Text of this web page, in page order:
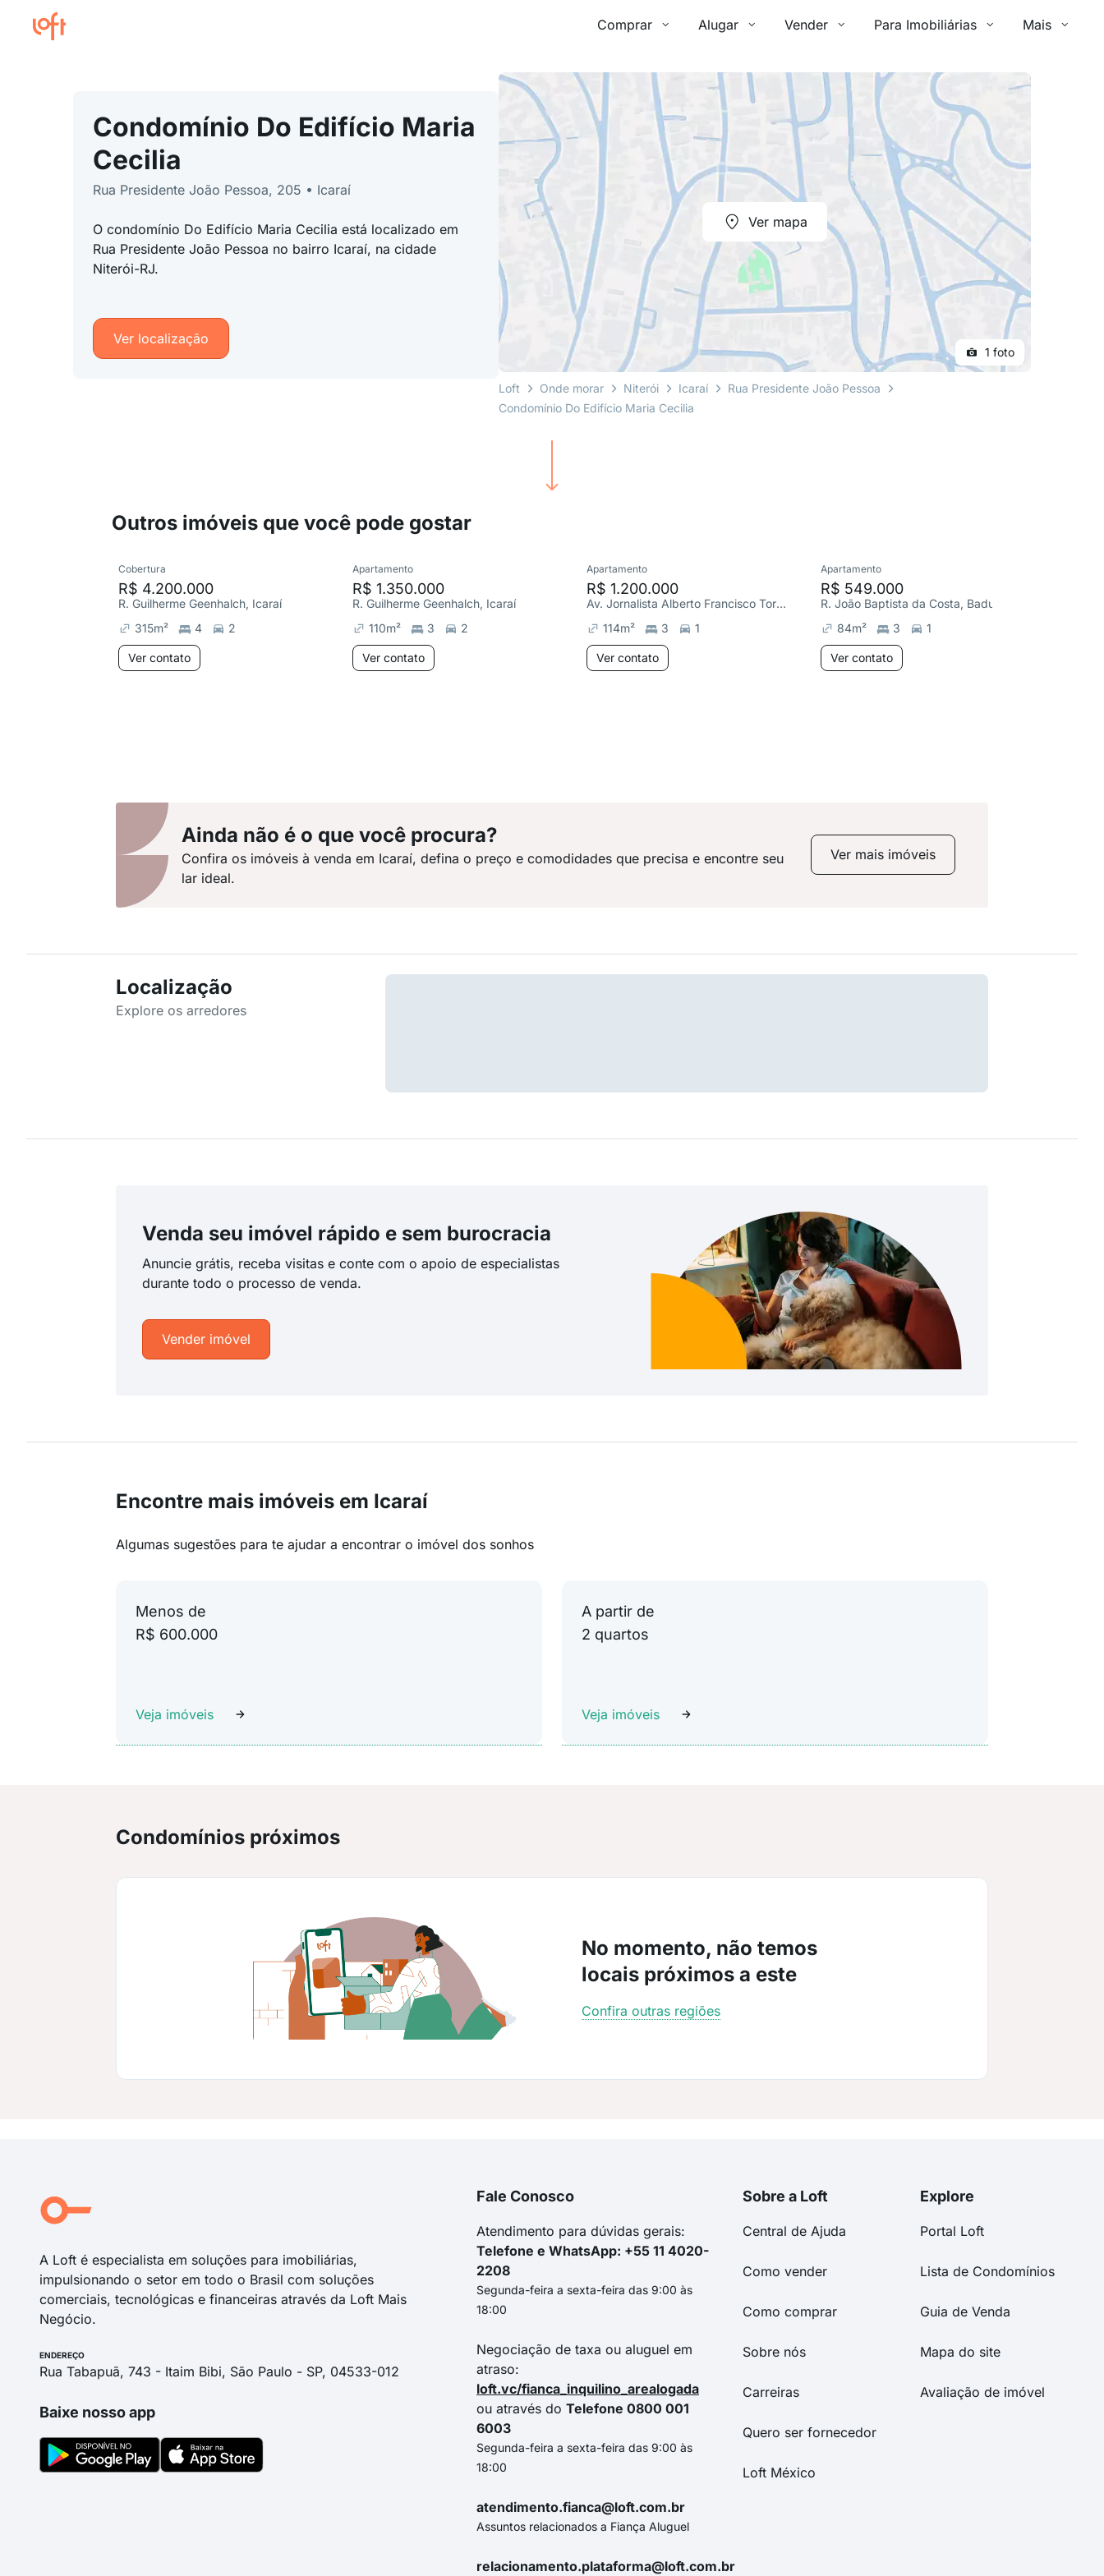
Comprar Alugar Vender Para Imobiliárias Mais
Condomínio Do Edifício Maria
Cecilia
Rua Presidente João Pessoa, 205 • Icaraí
O condomínio Do Edifício Maria Cecilia está localizado em
Rua Presidente João Pessoa no bairro Icaraí, na cidade
Niterói-RJ.
Ver localização
Ver mapa
1 foto
Loft Onde morar Niterói Icaraí
Rua Presidente João Pessoa
Condomínio Do Edifício Maria Cecilia
Outros imóveis que você pode gostar
Cobertura
R$ 4.200.000
R. Guilherme Geenhalch, Icaraí
315m² 4 2
Ver contato
Apartamento
R$ 1.350.000
R. Guilherme Geenhalch, Icaraí
110m² 3 2
Ver contato
Apartamento
R$ 1.200.000
Av. Jornalista Alberto Francisco Torres, Icaraí
114m² 3 1
Ver contato
Apartamento
R$ 549.000
R. João Baptista da Costa, Badu
84m² 3 1
Ver contato
Ainda não é o que você procura?
Confira os imóveis à venda em Icaraí, defina o preço e comodidades que precisa e encontre seu
lar ideal.
Ver mais imóveis
Localização
Explore os arredores
Venda seu imóvel rápido e sem burocracia
Anuncie grátis, receba visitas e conte com o apoio de especialistas
durante todo o processo de venda.
Vender imóvel
Encontre mais imóveis em Icaraí
Algumas sugestões para te ajudar a encontrar o imóvel dos sonhos
Menos de
R$ 600.000
Veja imóveis
A partir de
2 quartos
Veja imóveis
Condomínios próximos
No momento, não temos
locais próximos a este
Confira outras regiões
A Loft é especialista em soluções para imobiliárias,
impulsionando o setor em todo o Brasil com soluções
comerciais, tecnológicas e financeiras através da Loft Mais
Negócio.
ENDEREÇO
Rua Tabapuã, 743 - Itaim Bibi, São Paulo - SP, 04533-012
Baixe nosso app
Fale Conosco
Atendimento para dúvidas gerais:
Telefone e WhatsApp: +55 11 4020-
2208
Segunda-feira a sexta-feira das 9:00 às
18:00
Negociação de taxa ou aluguel em
atraso:
loft.vc/fianca_inquilino_arealogada
ou através do Telefone 0800 001
6003
Segunda-feira a sexta-feira das 9:00 às
18:00
atendimento.fianca@loft.com.br
Assuntos relacionados a Fiança Aluguel
relacionamento.plataforma@loft.com.br
Sobre a Loft
Central de Ajuda
Como vender
Como comprar
Sobre nós
Carreiras
Quero ser fornecedor
Loft México
Explore
Portal Loft
Lista de Condomínios
Guia de Venda
Mapa do site
Avaliação de imóvel